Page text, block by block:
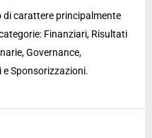
carattere principalmente
Finanziari, Risultati
Governance,
e Sponsorizzazioni.